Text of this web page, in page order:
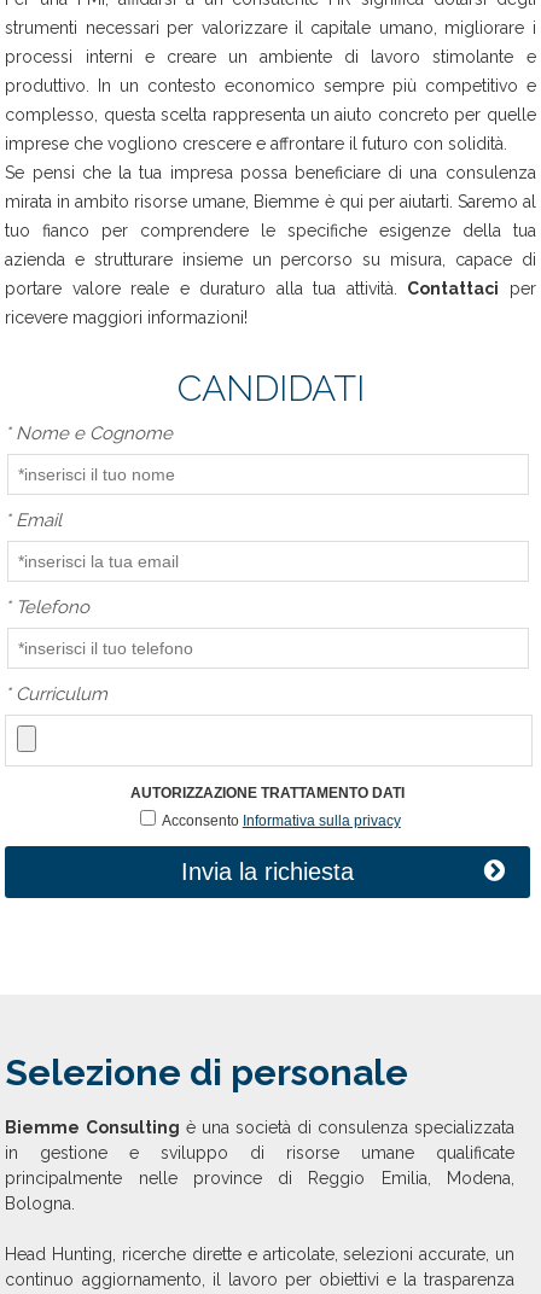
strumenti necessari per valorizzare il capitale umano, migliorare i
processi interni e creare un ambiente di lavoro stimolante e
produttivo. In un contesto economico sempre più competitivo e
complesso, questa scelta rappresenta un aiuto concreto per quelle
imprese che vogliono crescere e affrontare il futuro con solidità.
Se pensi che la tua impresa possa beneficiare di una consulenza
mirata in ambito risorse umane, Biemme è qui per aiutarti. Saremo al
tuo fianco per comprendere le specifiche esigenze della tua
azienda e strutturare insieme un percorso su misura, capace di
portare valore reale e duraturo alla tua attività. Contattaci per
ricevere maggiori informazioni!
CANDIDATI
*Nome e Cognome
*Email
*Telefono
*Curriculum
AUTORIZZAZIONE TRATTAMENTO DATI
Acconsento Informativa sulla privacy
Invia la richiesta
Selezione di personale
Biemme Consulting è una società di consulenza specializzata
in gestione e sviluppo di risorse umane qualificate
principalmente nelle province di Reggio Emilia, Modena,
Bologna.
Head Hunting, ricerche dirette e articolate, selezioni accurate, un
continuo aggiornamento, il lavoro per obiettivi e la trasparenza